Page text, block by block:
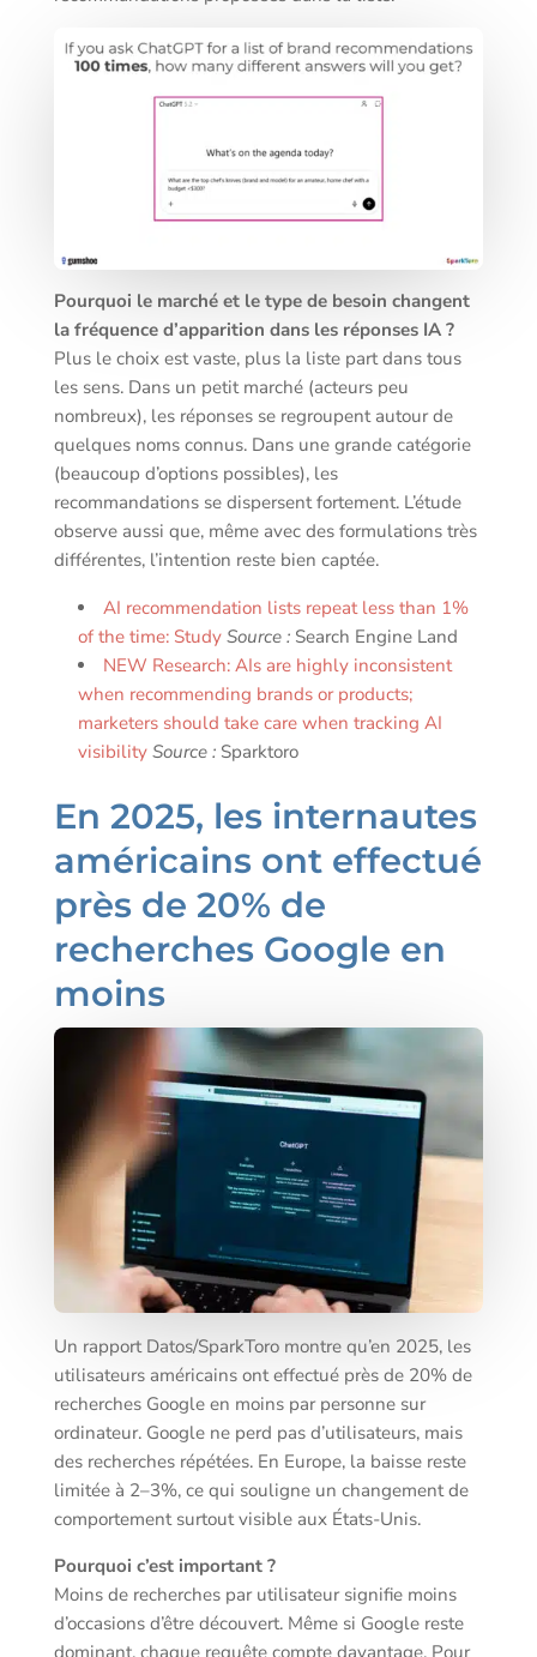
Pourquoi le marché et le type de besoin changent
la fréquence d’apparition dans les réponses IA ?
Plus le choix est vaste, plus la liste part dans tous
les sens. Dans un petit marché (acteurs peu
nombreux), les réponses se regroupent autour de
quelques noms connus. Dans une grande catégorie
(beaucoup d’options possibles), les
recommandations se dispersent fortement. L’étude
observe aussi que, même avec des formulations très
différentes, l’intention reste bien captée.
AI recommendation lists repeat less than 1%
of the time: Study Source :Search Engine Land
NEW Research: AIs are highly inconsistent
when recommending brands or products;
marketers should take care when tracking AI
visibility Source :Sparktoro
En 2025, les internautes
américains ont effectué
près de 20% de
recherches Google en
moins
Un rapport Datos/SparkToro montre qu’en 2025, les
utilisateurs américains ont effectué près de 20% de
recherches Google en moins par personne sur
ordinateur. Google ne perd pas d’utilisateurs, mais
des recherches répétées. En Europe, la baisse reste
limitée à 2–3%, ce qui souligne un changement de
comportement surtout visible aux États-Unis.
Pourquoi c’est important ?
Moins de recherches par utilisateur signifie moins
d’occasions d’être découvert. Même si Google reste
dominant, chaque requête compte davantage. Pour